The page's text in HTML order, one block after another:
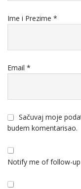
Ime i Prezime *
Email *
Sačuvaj moje
budem komentarisao.
Notify me of follow-